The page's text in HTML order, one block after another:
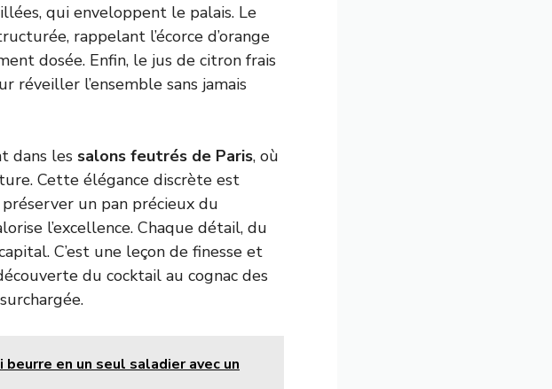
qui enveloppent le palais. Le
rappelant l’écorce d’orange
dosée. Enfin, le jus de citron frais
réveiller l’ensemble sans jamais
dans les salons feutrés de Paris, où
Cette élégance discrète est
un pan précieux du
l’excellence. Chaque détail, du
C’est une leçon de finesse et
du cocktail au cognac des
en un seul saladier avec un